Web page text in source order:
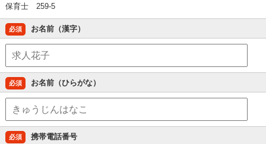
保育士 259-5
必須 お名前（漢字）
必須 お名前（ひらがな）
必須 携帯電話番号